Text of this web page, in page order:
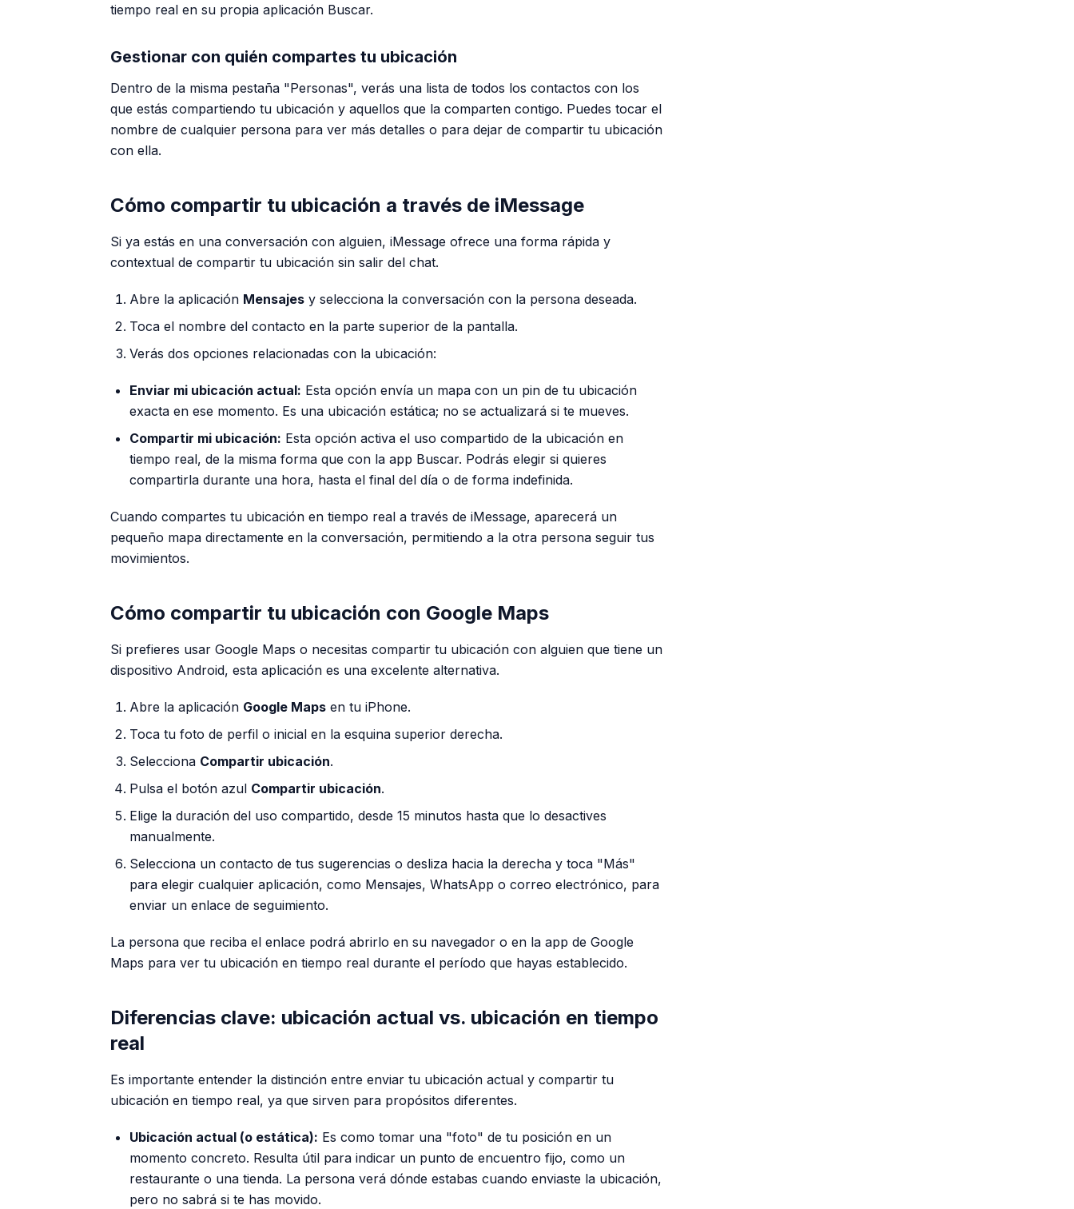
tiempo real en su propia aplicación Buscar.
Gestionar con quién compartes tu ubicación
Dentro de la misma pestaña "Personas", verás una lista de todos los contactos con los
que estás compartiendo tu ubicación y aquellos que la comparten contigo. Puedes tocar el
nombre de cualquier persona para ver más detalles o para dejar de compartir tu ubicación
con ella.
Cómo compartir tu ubicación a través de iMessage
Si ya estás en una conversación con alguien, iMessage ofrece una forma rápida y
contextual de compartir tu ubicación sin salir del chat.
Abre la aplicación Mensajes y selecciona la conversación con la persona deseada.
Toca el nombre del contacto en la parte superior de la pantalla.
Verás dos opciones relacionadas con la ubicación:
Enviar mi ubicación actual: Esta opción envía un mapa con un pin de tu ubicación
exacta en ese momento. Es una ubicación estática; no se actualizará si te mueves.
Compartir mi ubicación: Esta opción activa el uso compartido de la ubicación en
tiempo real, de la misma forma que con la app Buscar. Podrás elegir si quieres
compartirla durante una hora, hasta el final del día o de forma indefinida.
Cuando compartes tu ubicación en tiempo real a través de iMessage, aparecerá un
pequeño mapa directamente en la conversación, permitiendo a la otra persona seguir tus
movimientos.
Cómo compartir tu ubicación con Google Maps
Si prefieres usar Google Maps o necesitas compartir tu ubicación con alguien que tiene un
dispositivo Android, esta aplicación es una excelente alternativa.
Abre la aplicación Google Maps en tu iPhone.
Toca tu foto de perfil o inicial en la esquina superior derecha.
Selecciona Compartir ubicación.
Pulsa el botón azul Compartir ubicación.
Elige la duración del uso compartido, desde 15 minutos hasta que lo desactives
manualmente.
Selecciona un contacto de tus sugerencias o desliza hacia la derecha y toca "Más"
para elegir cualquier aplicación, como Mensajes, WhatsApp o correo electrónico, para
enviar un enlace de seguimiento.
La persona que reciba el enlace podrá abrirlo en su navegador o en la app de Google
Maps para ver tu ubicación en tiempo real durante el período que hayas establecido.
Diferencias clave: ubicación actual vs. ubicación en tiempo
real
Es importante entender la distinción entre enviar tu ubicación actual y compartir tu
ubicación en tiempo real, ya que sirven para propósitos diferentes.
Ubicación actual (o estática): Es como tomar una "foto" de tu posición en un
momento concreto. Resulta útil para indicar un punto de encuentro fijo, como un
restaurante o una tienda. La persona verá dónde estabas cuando enviaste la ubicación,
pero no sabrá si te has movido.